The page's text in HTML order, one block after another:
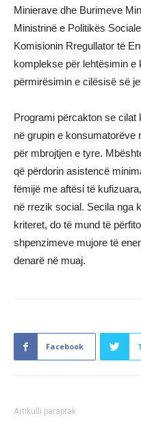
Minierave dhe Burimeve
Ministrinë e Politikës
Komisionin Rregullator të
komplekse për lehtësimin e
përmirësimin e cilësisë së
Programi përcakton se cilat
në grupin e konsumatorëve
për mbrojtjen e tyre.
që përdorin asistencë
fëmijë me aftësi të
në rrezik social. Secila nga
kriteret, do të mund të
shpenzimeve mujore të
denarë në muaj.
Facebook
Artikulli paraprak